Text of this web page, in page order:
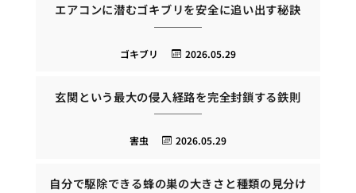
エアコンに潜むゴキブリを安全に追い出す秘訣
2026.05.29
ゴキブリ
玄関という最大の侵入経路を完全封鎖する鉄則
2026.05.29
害虫
自分で駆除できる蜂の巣の大きさと種類の見分け